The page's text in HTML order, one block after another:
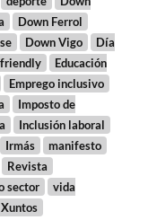
Down Ferrol
Down Vigo
Día
Educación
Emprego inclusivo
Imposto de
Inclusión laboral
Irmás
manifesto
Revista
sector
vida
Xuntos